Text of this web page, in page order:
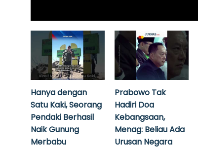
Hanya dengan
Satu Kaki, Seorang
Pendaki Berhasil
Naik Gunung
Merbabu
Prabowo Tak
Hadiri Doa
Kebangsaan,
Menag: Beliau Ada
Urusan Negara